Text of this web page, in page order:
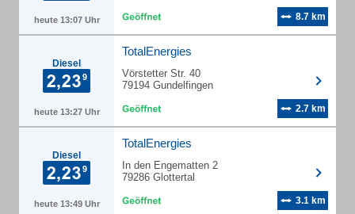
heute 13:07 Uhr 8.7 km
Diesel
heute 13:27 Uhr
TotalEnergies
Vörstetter Str. 40
79194 Gundelfingen
2.7 km
Diesel
heute 13:49 Uhr
TotalEnergies
In den Engematten 2
79286 Glottertal
3.1 km